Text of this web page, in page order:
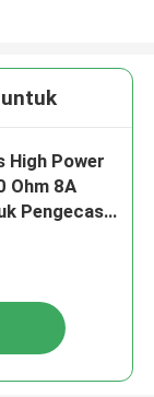
High Power
Ohm 8A
Pengecas